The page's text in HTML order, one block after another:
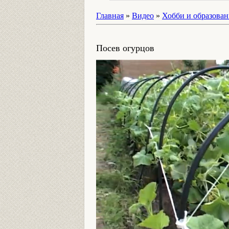
Главная » Видео » Хобби и
Посев огурцов